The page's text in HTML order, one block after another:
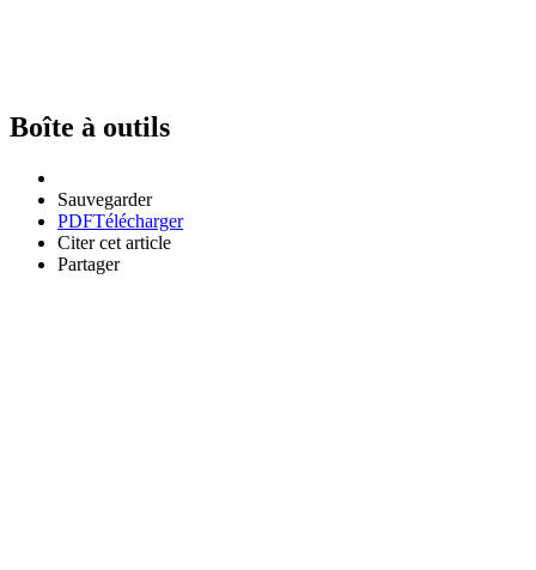
Boîte à outils
Sauvegarder
PDFTélécharger
Citer cet article
Partager